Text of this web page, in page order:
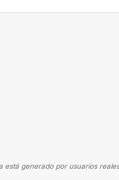
está generado por usuarios